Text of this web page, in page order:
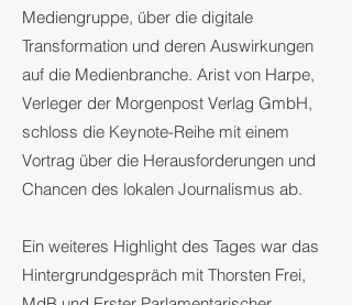
Mediengruppe, über die digitale
Transformation und deren Auswirkungen
auf die Medienbranche. Arist von Harpe,
Verleger der Morgenpost Verlag GmbH,
schloss die Keynote-Reihe mit einem
Vortrag über die Herausforderungen und
Chancen des lokalen Journalismus ab.
Ein weiteres Highlight des Tages war das
Hintergrundgespräch mit Thorsten Frei,